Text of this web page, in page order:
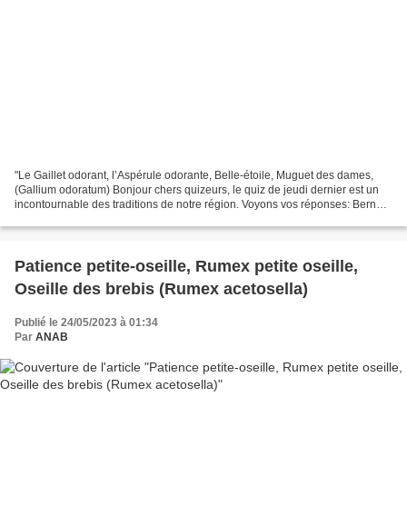
"Le Gaillet odorant, l’Aspérule odorante, Belle-étoile, Muguet des dames,
(Gallium odoratum) Bonjour chers quizeurs, le quiz de jeudi dernier est un
incontournable des traditions de notre région. Voyons vos réponses: Bernard
Patience petite-oseille, Rumex petite oseille,
Oseille des brebis (Rumex acetosella)
Publié le 24/05/2023 à 01:34
Par ANAB